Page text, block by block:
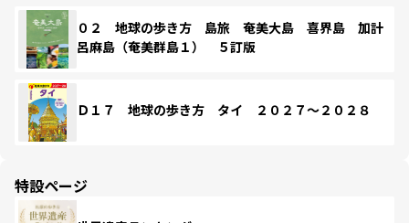
０２ 地球の歩き方 島旅 奄美大島 喜界島 加計
呂麻島（奄美群島１） ５訂版
Ｄ１７ 地球の歩き方 タイ ２０２７～２０２８
特設ページ